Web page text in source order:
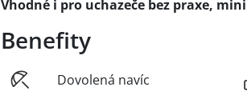
Vhodné i pro uchazeče bez praxe,
Benefity
Dovolená navíc